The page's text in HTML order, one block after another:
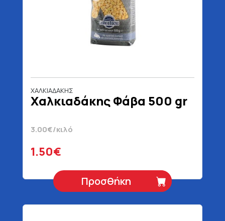
ΧΑΛΚΙΑΔΑΚΗΣ
Χαλκιαδάκης Φάβα 500 gr
3.00€/κιλό
1.50€
Προσθήκη